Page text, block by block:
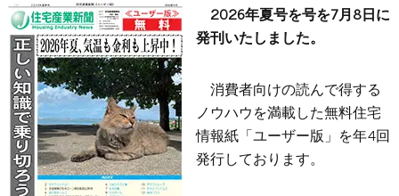
2026年夏号を号を7月8日に
発刊いたしました。
消費者向けの読んで得する
ノウハウを満載した無料住宅
情報紙「ユーザー版」を年4回
発行しております。